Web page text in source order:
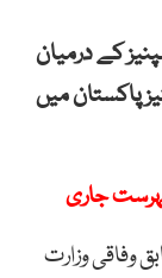
کے درمیان
پاکستان میں
وفاقی وزارت